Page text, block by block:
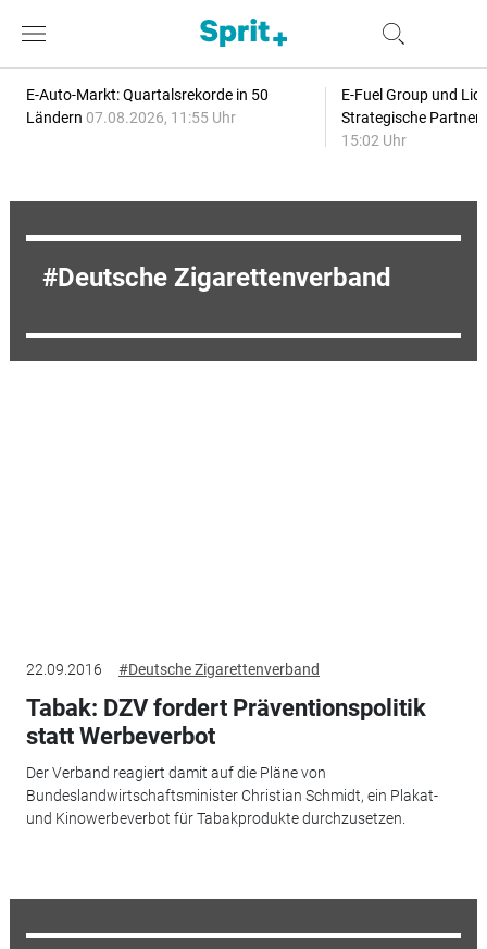
E-Auto-Markt: Quartalsrekorde in 50
Ländern 07.08.2026, 11:55 Uhr
E-Fuel Group und
Strategische
15:02 Uhr
Deutsche Zigarettenverband
22.09.2016 #Deutsche Zigarettenverband
Tabak: DZV fordert Präventionspolitik
statt Werbeverbot
Der Verband reagiert damit auf die Pläne von
Bundeslandwirtschaftsminister Christian Schmidt, ein Plakat-
und Kinowerbeverbot für Tabakprodukte durchzusetzen.